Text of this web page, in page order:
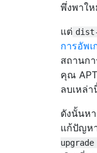
พึ่งพาใ
แต่
การอัพเ
สถานก
คุณ
ลบเหล่
ดังนั้นห
แก้ปัญห
upgrade